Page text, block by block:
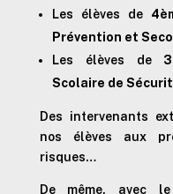
Les élèves de
Prévention et
Les élèves de
Scolaire de
Des intervenants
nos élèves aux
risques…
De même, avec